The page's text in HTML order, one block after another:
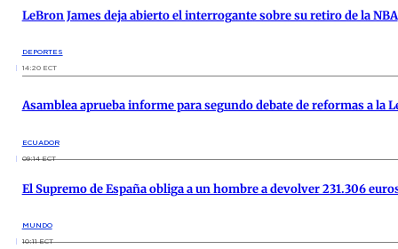
LeBron James deja abierto el interrogante sobre su retiro de la NBA
DEPORTES
14:20 ECT
Asamblea aprueba informe para segundo debate de reformas a la
ECUADOR
09:14 ECT
El Supremo de España obliga a un hombre a devolver 231.306
MUNDO
10:11 ECT